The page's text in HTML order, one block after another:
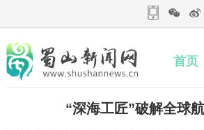
首页
“深海工匠”破解全球